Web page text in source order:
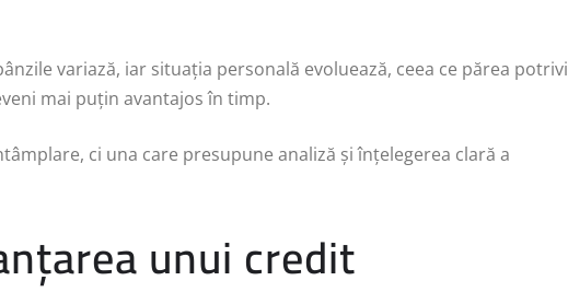
variază, iar situația personală evoluează, ceea ce părea
mai puțin avantajos în timp.
ci una care presupune analiză și înțelegerea clară a
unui credit